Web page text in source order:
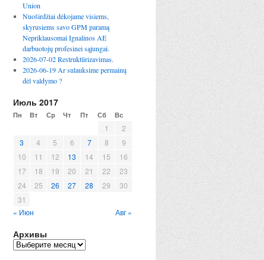
Union
Nuoširdžiai dėkojame visiems,
skyrusiems savo GPM paramą
Nepriklausomai Ignalinos AE
darbuotojų profesinei sąjungai.
2026-07-02 Restruktūrizavimas.
2026-06-19 Ar sulauksime permainų
dėl valdymo ?
Июль 2017
Пн Вт Ср Чт Пт Сб Вс
« Июн Авг »
1
2
3
4 5 6 7 8
9
10
11 12 13 14 15
16
17
18 19 20 21 22
23
24
25 26 27 28 29
30
31
Архивы